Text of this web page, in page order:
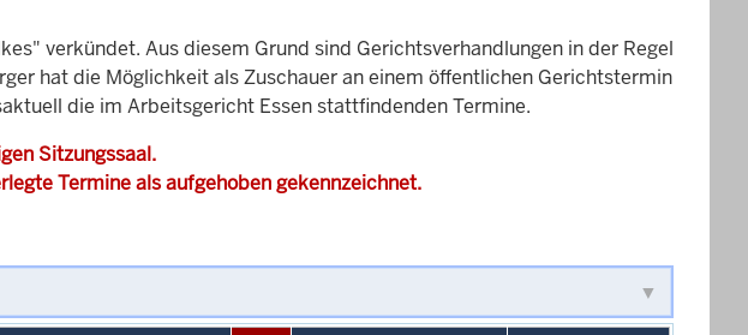
verkündet. Aus diesem Grund sind Gerichtsverhandlungen in der Regel
hat die Möglichkeit als Zuschauer an einem öffentlichen Gerichtstermin
die im Arbeitsgericht Essen stattfindenden Termine.
Sitzungssaal.
Termine als aufgehoben gekennzeichnet.